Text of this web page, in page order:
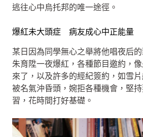
逃往心中烏托邦的唯一途徑。
爆紅未大頭症 病友成心中正能量
某日因為同學無心之舉將他唱夜后
朱育陞一夜爆紅，各種節目邀約，
來了，以及許多的經紀簽約，如雪
被名氣沖昏頭，婉拒各種機會，堅
習，花時間打好基礎。